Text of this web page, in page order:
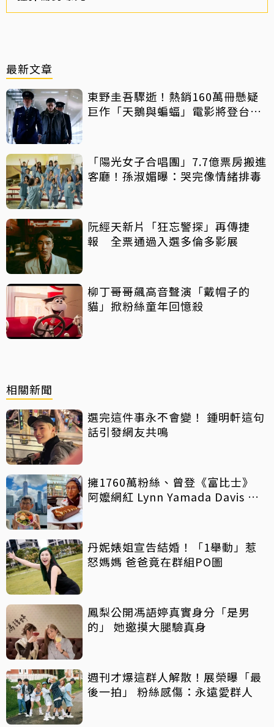
最新文章
東野圭吾驟逝！熱銷160萬冊懸疑
巨作「天鵝與蝙蝠」電影將登台上
「陽光女子合唱團」7.7億票房搬進
客廳！孫淑媚曝：哭完像情緒排毒
阮經天新片「狂忘警探」再傳捷
報 全票通過入選多倫多影展
柳丁哥哥飆高音聲演「戴帽子的
貓」掀粉絲童年回憶殺
相關新聞
選完這件事永不會變！ 鍾明軒這句
話引發網友共鳴
擁1760萬粉絲、曾登《富比士》
阿嬤網紅 Lynn Yamada Davis 驚
丹妮婊姐宣告結婚！「1舉動」惹
怒媽媽 爸爸竟在群組PO圖
鳳梨公開馮語婷真實身分「是男
的」 她邀摸大腿驗真身
週刊才爆這群人解散！展榮曝「最
後一拍」 粉絲感傷：永遠愛群人